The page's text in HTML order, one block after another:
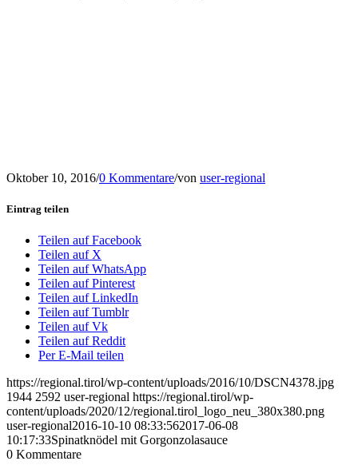
Oktober 10, 2016/0 Kommentare/von user-regional
Eintrag teilen
Teilen auf Facebook
Teilen auf X
Teilen auf WhatsApp
Teilen auf Pinterest
Teilen auf LinkedIn
Teilen auf Tumblr
Teilen auf Vk
Teilen auf Reddit
Per E-Mail teilen
https://regional.tirol/wp-content/uploads/2016/10/DSCN4378.jpg
1944 2592 user-regional https://regional.tirol/wp-
content/uploads/2020/12/regional.tirol_logo_neu_380x380.png
user-regional2016-10-10 08:33:562017-06-08
10:17:33Spinatknödel mit Gorgonzolasauce
0 Kommentare